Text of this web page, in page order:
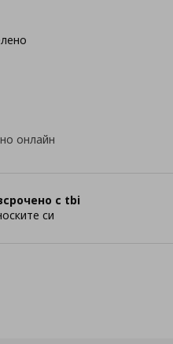
онлайн
с tbi
си